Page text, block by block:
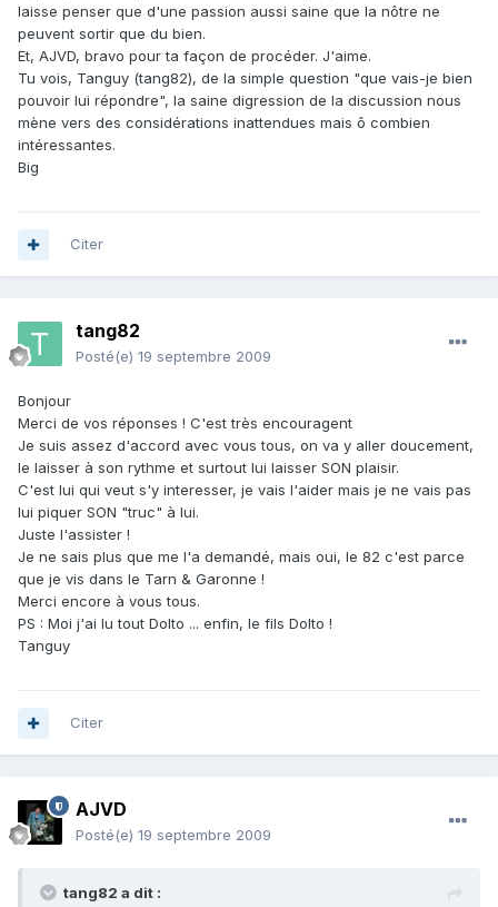
laisse penser que d'une passion aussi saine que la nôtre ne
peuvent sortir que du bien.
Et, AJVD, bravo pour ta façon de procéder. J'aime.
Tu vois, Tanguy (tang82), de la simple question "que vais-je bien
pouvoir lui répondre", la saine digression de la discussion nous
mène vers des considérations inattendues mais ô combien
intéressantes.
Big
Citer
tang82
Posté(e) 19 septembre 2009
Bonjour
Merci de vos réponses ! C'est très encouragent
Je suis assez d'accord avec vous tous, on va y aller doucement,
le laisser à son rythme et surtout lui laisser SON plaisir.
C'est lui qui veut s'y interesser, je vais l'aider mais je ne vais pas
lui piquer SON "truc" à lui.
Juste l'assister !
Je ne sais plus que me l'a demandé, mais oui, le 82 c'est parce
que je vis dans le Tarn & Garonne !
Merci encore à vous tous.
PS : Moi j'ai lu tout Dolto ... enfin, le fils Dolto !
Tanguy
Citer
AJVD
Posté(e) 19 septembre 2009
tang82 a dit :